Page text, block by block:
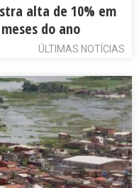
alta de 10% em
do ano
ÚLTIMAS NOTÍCIAS